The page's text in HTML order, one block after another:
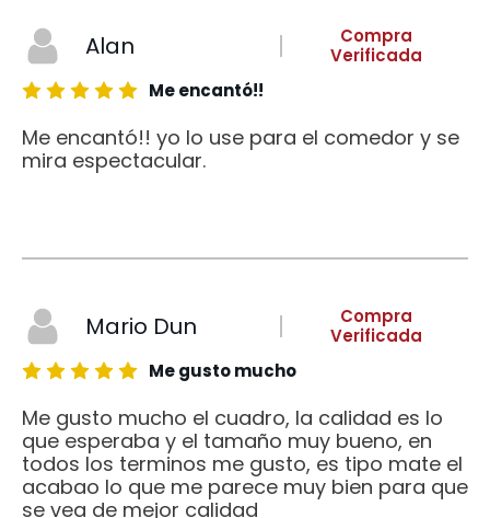
Alan
Compra
Verificada
Me encantó!!
Me encantó!! yo lo use para el comedor y se
mira espectacular.
Mario Dun
Compra
Verificada
Me gusto mucho
Me gusto mucho el cuadro, la calidad es lo
que esperaba y el tamaño muy bueno, en
todos los terminos me gusto, es tipo mate el
acabao lo que me parece muy bien para que
se vea de mejor calidad